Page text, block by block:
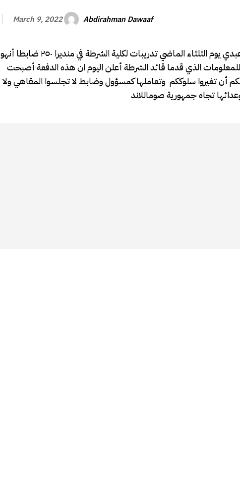
March 9, 2022 Abdirahman Dawaaf
القرن الافريقي/هرجيسا.إختتم رئيس الجمهورية فخامة موسى بيحي عبدي يوم الثلثاء الماضي تدريبات لكلية الشرطة في منديرا ٢٥٠ ضابطا أنهو
الذي قدما قائد الشرطة أعلن اليوم ان هذه الدفعة أصبحت
تغيروا سلوككم وتعاملها كمسؤول وضابط لا تجلسوا المقاهي ولا
تجاه جمهورية صوماللاند